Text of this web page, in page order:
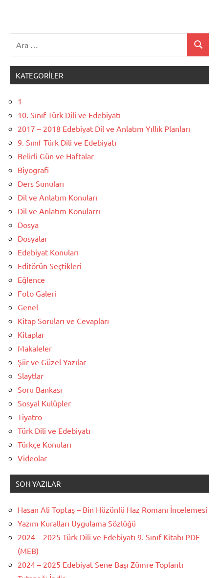
Ara
KATEGORILER
1
10. Sınıf Türk Dili ve Edebiyatı
2017 – 2018 Edebiyat Dil ve Anlatım Yıllık Planları
9. Sınıf Türk Dili ve Edebiyatı
Belirli Gün ve Haftalar
Biyografi
Ders Sunuları
Dil ve Anlatım Konuları
Dil ve Anlatım Konularrı
Dosya
Dosyalar
Edebiyat Konuları
Editörün Seçtikleri
Eğlence
Foto Galeri
Genel
Kitap Soruları ve Cevapları
Kitaplar
Makaleler
Şiir ve Güzel Yazılar
Slaytlar
Soru Bankası
Sosyal Kulüpler
Tiyatro
Türk Dili ve Edebiyatı
Türkçe Konuları
Videolar
SON YAZILAR
Hasan Ali Toptaş – Bin Hüzünlü Haz Romanı İncelemesi
Yazım Kuralları Uygulama Sözlüğü
2024 – 2025 Türk Dili ve Edebiyatı 9. Sınıf Kitabı PDF
(MEB)
2024 – 2025 Edebiyat Sene Başı Zümre Toplantı